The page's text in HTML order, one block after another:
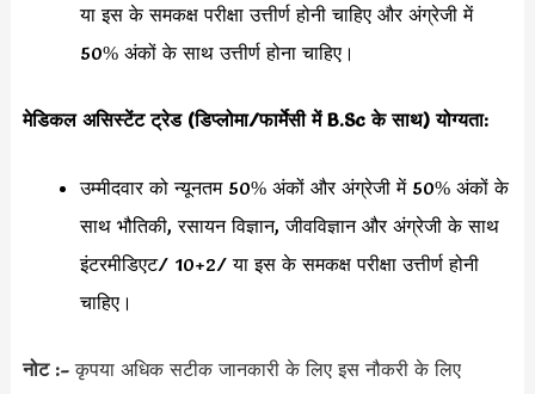
या इस के समकक्ष परीक्षा उत्तीर्ण होनी चाहिए और अंग्रेजी में
50% अंकों के साथ उत्तीर्ण होना चाहिए।
मेडिकल असिस्टेंट ट्रेड (डिप्लोमा/फार्मेसी में B.Sc के साथ) योग्यता:
उम्मीदवार को न्यूनतम 50% अंकों और अंग्रेजी में 50% अंकों के
साथ भौतिकी, रसायन विज्ञान, जीवविज्ञान और अंग्रेजी के साथ
इंटरमीडिएट/ 10+2/ या इस के समकक्ष परीक्षा उत्तीर्ण होनी
चाहिए।
नोट :-कृपया अधिक सटीक जानकारी के लिए इस नौकरी के लिए